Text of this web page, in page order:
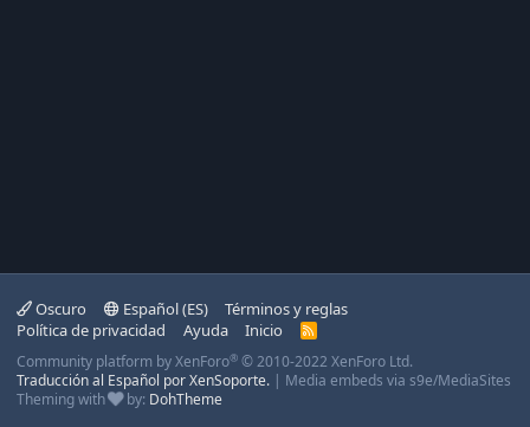
Oscuro Español (ES)
Términos y reglas
Política de privacidad
Ayuda Inicio
R
S
Community platform by XenForo® © 2010-2022 XenForo Ltd.
Traducción al Español por XenSoporte. | Media embeds via s9e/MediaSites
Theming with
by: DohTheme